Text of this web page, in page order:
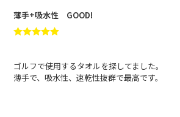
薄手+吸水性 GOOD!
ゴルフで使用するタオルを探してました。
薄手で、吸水性、速乾性抜群で最高です。